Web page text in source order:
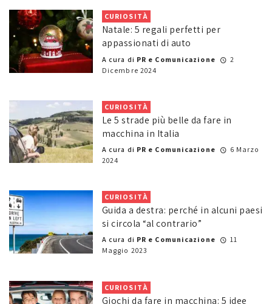
CURIOSITÀ
Natale: 5 regali perfetti per
appassionati di auto
A cura di PR e Comunicazione
2
Dicembre 2024
CURIOSITÀ
Le 5 strade più belle da fare in
macchina in Italia
A cura di PR e Comunicazione
6 Marzo
2024
CURIOSITÀ
Guida a destra: perché in alcuni paesi
si circola “al contrario”
A cura di PR e Comunicazione
11
Maggio 2023
CURIOSITÀ
Giochi da fare in macchina: 5 idee